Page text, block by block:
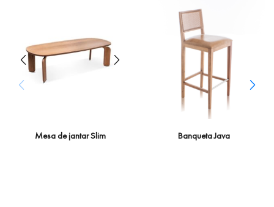
Mesa de jantar Slim Banqueta Java